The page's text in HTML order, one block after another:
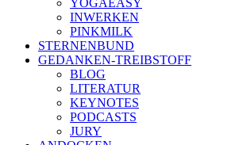
YOGAEASY
INWERKEN
PINKMILK
STERNENBUND
GEDANKEN-TREIBSTOFF
BLOG
LITERATUR
KEYNOTES
PODCASTS
JURY